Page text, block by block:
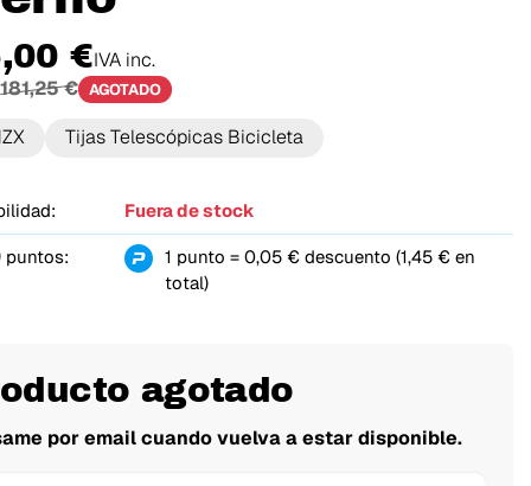
€IVA inc.
181,25 € AGOTADO
Tijas Telescópicas Bicicleta
Fuera de stock
puntos:
1 punto = 0,05 € descuento (1,45 € en
total)
agotado
por email cuando vuelva a estar disponible.